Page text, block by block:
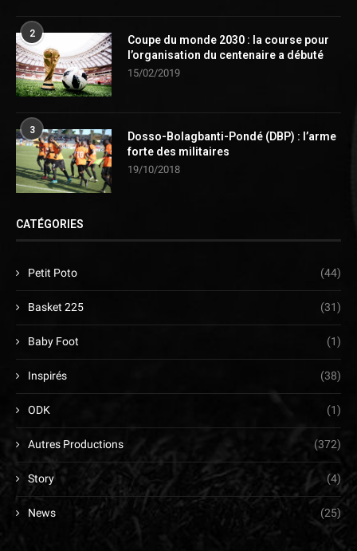
2
Coupe du monde 2030 : la course pour
l’organisation du centenaire a débuté
15/02/2019
3
Dosso-Bolagbanti-Pondé (DBP) : l’arme
forte des militaires
19/10/2018
CATÉGORIES
Petit Poto (44)
Basket 225 (31)
Baby Foot (1)
Inspirés (38)
ODK (1)
Autres Productions (372)
Story (4)
News (25)